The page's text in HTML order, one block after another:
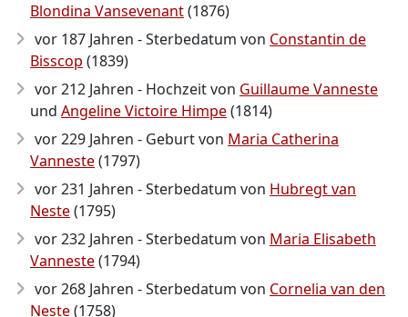
Blondina Vansevenant(1876)
vor 187 Jahren - Sterbedatum von Constantin de
Bisscop (1839)
vor 212 Jahren - Hochzeit von Guillaume Vanneste
und Angeline Victoire Himpe(1814)
vor 229 Jahren - Geburt von Maria Catherina
Vanneste(1797)
vor 231 Jahren - Sterbedatum von Hubregt van
Neste(1795)
vor 232 Jahren - Sterbedatum von Maria Elisabeth
Vanneste(1794)
vor 268 Jahren - Sterbedatum von Cornelia van den
Neste(1758)